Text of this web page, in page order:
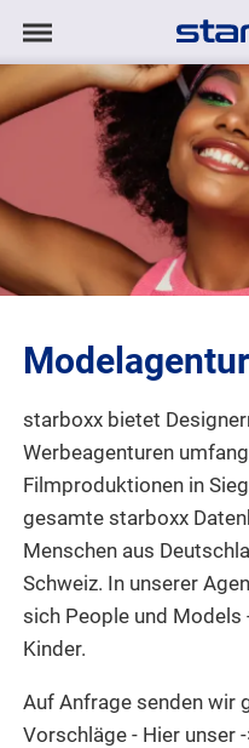
Navigation
anzeigen/ausblenden
Navigation
AGENTUR
MODELS
TALENTE
PROJEKTE
LOGIN
KONTAKT
DE | EN
starboxx bietet
Werbeagenturen
Filmproduktionen in
gesamte starboxx
Menschen aus
Schweiz. In unserer
sich People und Models
Kinder.
Auf Anfrage senden wir
Vorschläge - Hier unser